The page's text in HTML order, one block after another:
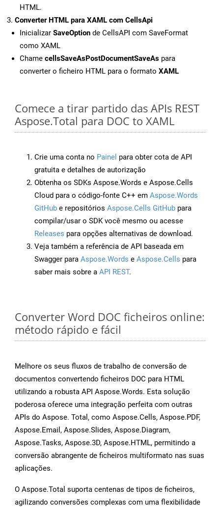
HTML.
Converter HTML para XAML com CellsApi
Inicializar SaveOption de CellsAPI com SaveFormat
como XAML
Chame cellsSaveAsPostDocumentSaveAs para
converter o ficheiro HTML para o formato XAML
Comece a tirar partido das APIs REST
Aspose.Total para DOC to XAML
Crie uma conta no Painel para obter cota de API
gratuita e detalhes de autorização
Obtenha os SDKs Aspose.Words e Aspose.Cells
Cloud para o código-fonte C++ em Aspose.Words
GitHub e repositórios Aspose.Cells GitHub para
compilar/usar o SDK você mesmo ou acesse
Releases para opções alternativas de download.
Veja também a referência de API baseada em
Swagger para Aspose.Words e Aspose.Cells para
saber mais sobre a API REST.
Converter Word DOC ficheiros online:
método rápido e fácil
Melhore os seus fluxos de trabalho de conversão de
documentos convertendo ficheiros DOC para HTML
utilizando a robusta API Aspose.Words. Esta solução
poderosa oferece uma integração perfeita com outras
APIs do Aspose. Total, como Aspose.Cells, Aspose.PDF,
Aspose.Email, Aspose.Slides, Aspose.Diagram,
Aspose.Tasks, Aspose.3D, Aspose.HTML, permitindo a
conversão abrangente de ficheiros multiformato nas suas
aplicações.
O Aspose.Total suporta centenas de tipos de ficheiros,
agilizando conversões complexas com uma flexibilidade